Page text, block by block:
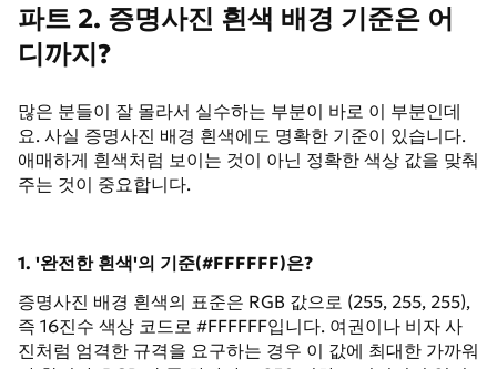
파트 2. 증명사진 흰색 배경 기준은 어
디까지?
많은 분들이 잘 몰라서 실수하는 부분이 바로 이 부분인데
요. 사실 증명사진 배경 흰색에도 명확한 기준이 있습니다.
애매하게 흰색처럼 보이는 것이 아닌 정확한 색상 값을 맞춰
주는 것이 중요합니다.
1. '완전한 흰색'의 기준(#FFFFFF)은?
증명사진 배경 흰색의 표준은 RGB 값으로 (255, 255, 255),
즉 16진수 색상 코드로 #FFFFFF입니다. 여권이나 비자 사
진처럼 엄격한 규격을 요구하는 경우 이 값에 최대한 가까워